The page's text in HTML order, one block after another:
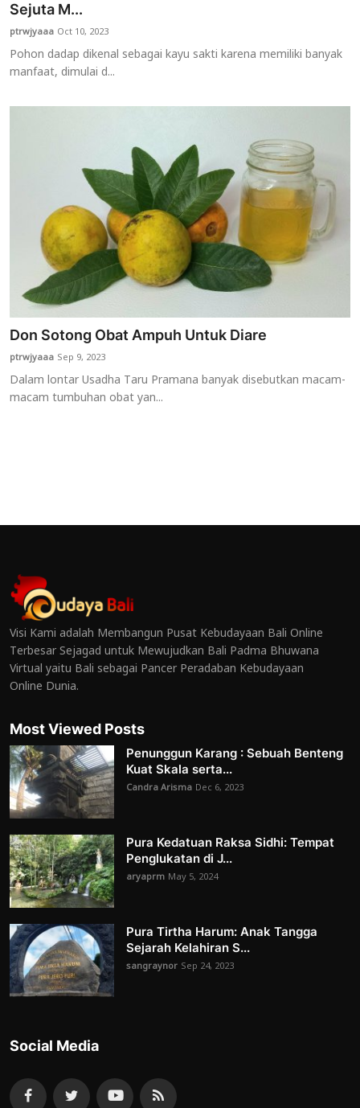
Sejuta M...
ptrwjyaaa Oct 10, 2023
Pohon dadap dikenal sebagai kayu sakti karena memiliki banyak
manfaat, dimulai d...
Don Sotong Obat Ampuh Untuk Diare
ptrwjyaaa Sep 9, 2023
Dalam lontar Usadha Taru Pramana banyak disebutkan macam-
macam tumbuhan obat yan...
Visi Kami adalah Membangun Pusat Kebudayaan Bali Online
Terbesar Sejagad untuk Mewujudkan Bali Padma Bhuwana
Virtual yaitu Bali sebagai Pancer Peradaban Kebudayaan
Online Dunia.
Most Viewed Posts
Penunggun Karang : Sebuah Benteng
Kuat Skala serta...
Candra Arisma Dec 6, 2023
Pura Kedatuan Raksa Sidhi: Tempat
Penglukatan di J...
aryaprm May 5, 2024
Pura Tirtha Harum: Anak Tangga
Sejarah Kelahiran S...
sangraynor Sep 24, 2023
Social Media